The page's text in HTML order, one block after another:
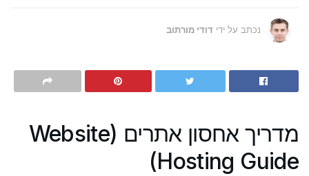
נכתב על ידי דודי מורתוב
מדריך אחסון אתרים (Website
Hosting Guide)